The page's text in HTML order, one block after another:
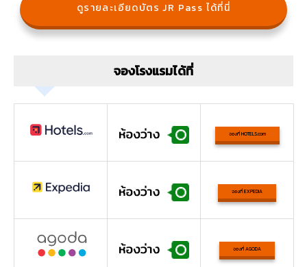
ดูรายละเอียดบัตร JR Pass ได้ที่นี่
จองโรงแรมได้ที่
จองที่ HOTELS.com
จองที่ EXPEDIA
จองที่ AGODA